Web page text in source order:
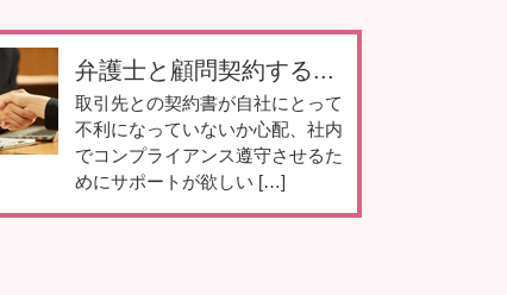
弁護士と顧問契約する...
取引先との契約書が自社にとって
不利になっていないか心配、社内
でコンプライアンス遵守させるた
めにサポートが欲しい […]